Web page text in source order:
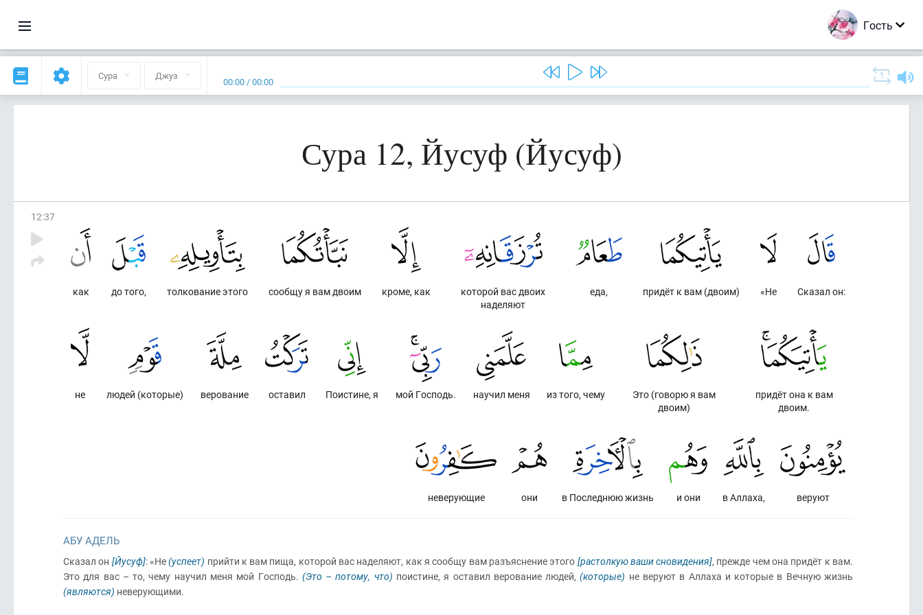
Гость
Сура Джуз 00:00 /00:00
Сура 12, Йусуф (Йусуф)
12:37
Сказал он:
«Не
придёт к вам (двоим)
еда,
которой вас двоих
наделяют
кроме, как
сообщу я вам двоим
толкование этого
до того,
как
придёт она к вам
двоим.
Это (говорю я вам
двоим)
из того, чему
научил меня
мой Господь.
Поистине, я
оставил
верование
людей (которые)
не
веруют
в Аллаха,
и они
в Последнюю жизнь
они
неверующие
АБУ АДЕЛЬ
Сказал он [Йусуф]: «Не(успеет) прийти к вам пища, которой вас наделяют, как я сообщу вам разъяснение этого [растолкую ваши сновидения], прежде чем она придёт к вам.
Это для вас – то, чему научил меня мой Господь. (Это – потому, что) поистине, я оставил верование людей,(которые) не веруют в Аллаха и которые в Вечную жизнь
(являются) неверующими.